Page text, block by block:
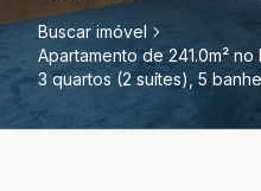
Buscar imóvel
Apartamento de 241.0m²
3 quartos (2 suítes), 5